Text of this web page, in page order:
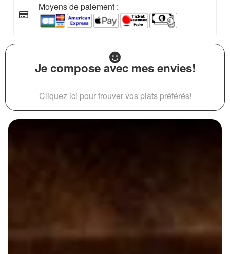
Moyens de paiement :
Je compose avec mes envies!
Cliquez ici pour trouver vos plats préférés!